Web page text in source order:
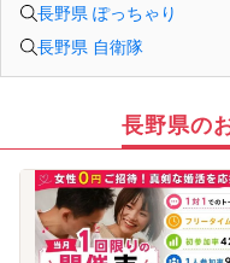
長野県 ぽっちゃり
長野県 自衛隊
長野県の